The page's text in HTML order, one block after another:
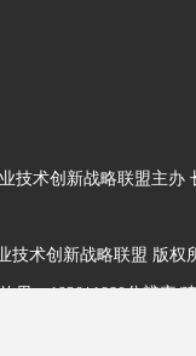
技术创新战略联盟主
技术创新战略联盟 版权
果：1920*1080分辨率/